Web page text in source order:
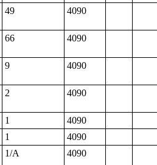
49 4090
66 4090
9 4090
2 4090
1
4090
1
4090
1/A 4090